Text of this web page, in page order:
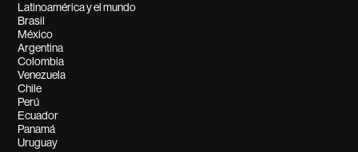
Latinoamérica y el mundo
Brasil
México
Argentina
Colombia
Venezuela
Chile
Perú
Ecuador
Panamá
Uruguay